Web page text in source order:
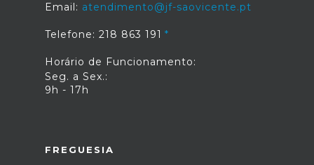
Email: atendimento@jf-saovicente.pt
Telefone: 218 863 191
Horário de Funcionamento:
Seg. a Sex.:
9h - 17h
FREGUESIA